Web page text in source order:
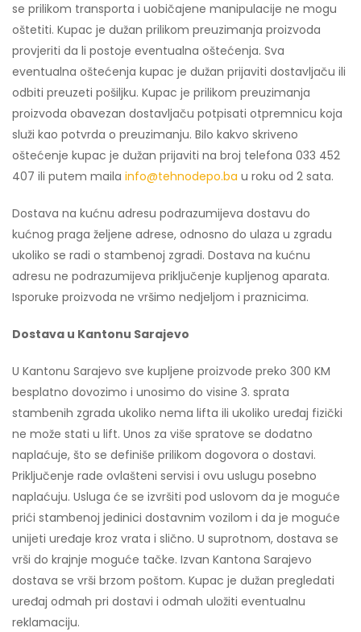
se prilikom transporta i uobičajene manipulacije ne mogu
oštetiti. Kupac je dužan prilikom preuzimanja proizvoda
provjeriti da li postoje eventualna oštećenja. Sva
eventualna oštećenja kupac je dužan prijaviti dostavljaču ili
odbiti preuzeti pošiljku. Kupac je prilikom preuzimanja
proizvoda obavezan dostavljaču potpisati otpremnicu koja
služi kao potvrda o preuzimanju. Bilo kakvo skriveno
oštećenje kupac je dužan prijaviti na broj telefona 033 452
407 ili putem maila info@tehnodepo.ba u roku od 2 sata.
Dostava na kućnu adresu podrazumijeva dostavu do
kućnog praga željene adrese, odnosno do ulaza u zgradu
ukoliko se radi o stambenoj zgradi. Dostava na kućnu
adresu ne podrazumijeva priključenje kupljenog aparata.
Isporuke proizvoda ne vršimo nedjeljom i praznicima.
Dostava u Kantonu Sarajevo
U Kantonu Sarajevo sve kupljene proizvode preko 300 KM
besplatno dovozimo i unosimo do visine 3. sprata
stambenih zgrada ukoliko nema lifta ili ukoliko uređaj fizički
ne može stati u lift. Unos za više spratove se dodatno
naplaćuje, što se definiše prilikom dogovora o dostavi.
Priključenje rade ovlašteni servisi i ovu uslugu posebno
naplaćuju. Usluga će se izvršiti pod uslovom da je moguće
prići stambenoj jedinici dostavnim vozilom i da je moguće
unijeti uređaje kroz vrata i slično. U suprotnom, dostava se
vrši do krajnje moguće tačke. Izvan Kantona Sarajevo
dostava se vrši brzom poštom. Kupac je dužan pregledati
uređaj odmah pri dostavi i odmah uložiti eventualnu
reklamaciju.